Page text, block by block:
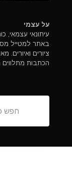
על עצמי
עיתונאי עצמאי,
באתר למטייל
ציורים ואיורים.
הכתבות